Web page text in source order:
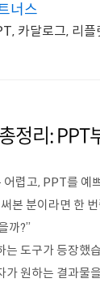
너스
카달로그, 리플
정리:
렵고, PPT를 예
본 분이라면 한
까?”
는 도구가 등장했
원하는 결과물